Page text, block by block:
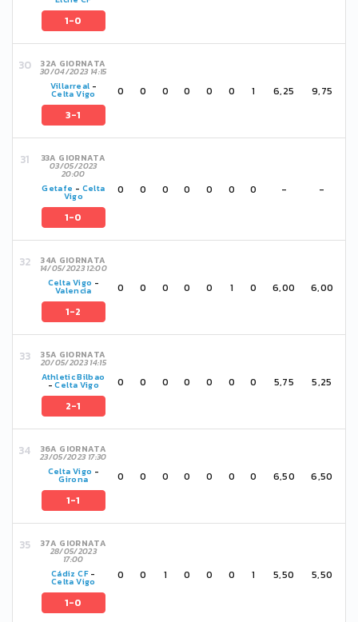
1-0
32A GIORNATA
30/04/2023 14:15
Villarreal -
Celta Vigo
3-1
0 0 0 0 0 0 1 6,25 9,75
33A GIORNATA
03/05/2023
20:00
Getafe - Celta
Vigo
1-0
0 0 0 0 0 0 0 - -
34A GIORNATA
14/05/2023 12:00
Celta Vigo -
Valencia
1-2
0 0 0 0 0 1 0 6,00 6,00
35A GIORNATA
20/05/2023 14:15
Athletic Bilbao
-Celta Vigo
2-1
0 0 0 0 0 0 0 5,75 5,25
36A GIORNATA
23/05/2023 17:30
Celta Vigo -
Girona
1-1
0 0 0 0 0 0 0 6,50 6,50
37A GIORNATA
28/05/2023
17:00
Cádiz CF-
Celta Vigo
1-0
0 0 1 0 0 0 1 5,50 5,50